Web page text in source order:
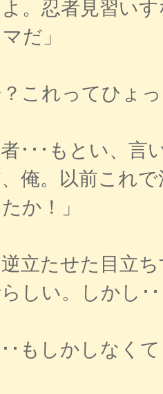
。忍者見習い
だ」
これってひょっ
･･･もとい、言
俺。以前これで
か！」
立たせた目立ち
しい。しかし･･
･もしかしなく